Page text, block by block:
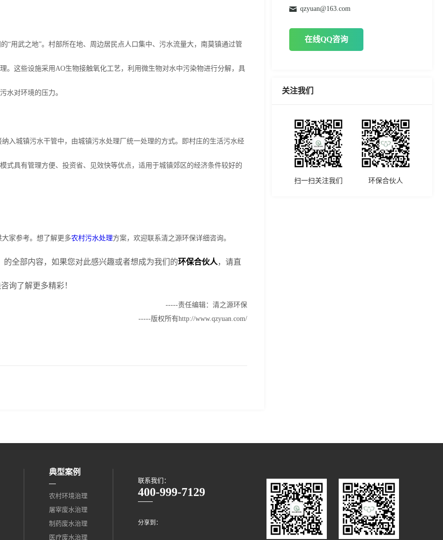
“用武之地”。村部所在地、周边居民点人口集中、污水流量大，南莫镇通过管
。这些设施采用AO生物接触氧化工艺，利用微生物对水中污染物进行分解，具
水对环境的压力。
入城镇污水干管中，由城镇污水处理厂统一处理的方式。即村庄的生活污水经
式具有管理方便、投资省、见效快等优点，适用于城镇郊区的经济条件较好的
家参考。想了解更多农村污水处理方案，欢迎联系清之源环保详细咨询。
全部内容，如果您对此感兴趣或者想成为我们的环保合伙人 ，请直
询了解更多精彩！
-----责任编辑：清之源环保
-----版权所有http://www.qzyuan.com/
qzyuan@163.com
在线QQ咨询
关注我们
扫一扫关注我们 环保合伙人
典型案例
农村环境治理
屠宰废水治理
制药废水治理
医疗废水治理
联系我们：
400-999-7129
分享到：